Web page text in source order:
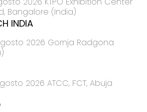
Bangalore (India)
INDIA
2026 Gornja Radgona
2026 ATCC, FCT, Abuja